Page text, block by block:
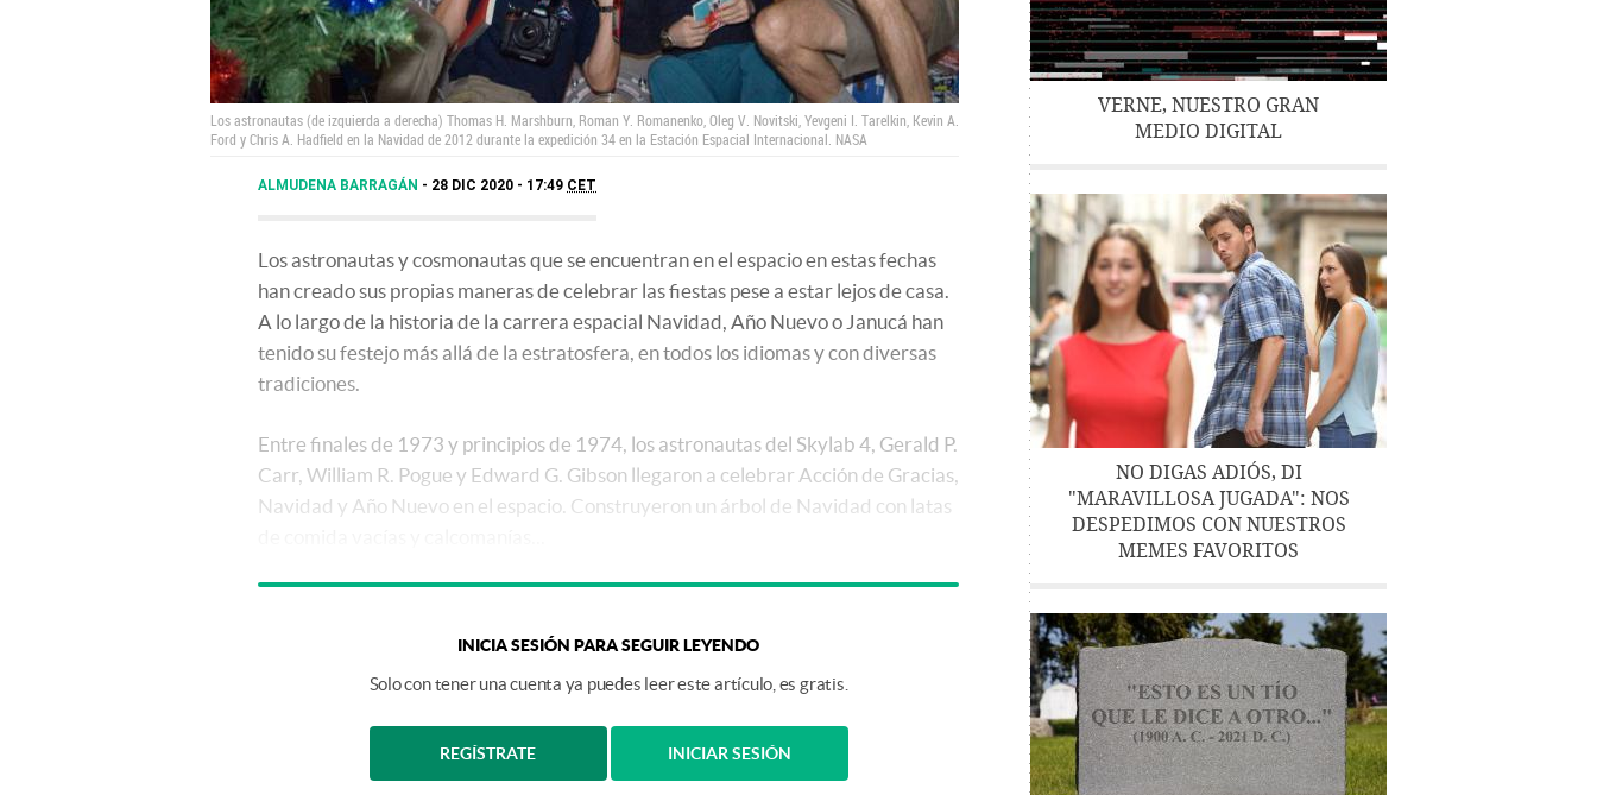
Los astronautas (de izquierda a derecha) Thomas H. Marshburn, Roman Y. Romanenko, Oleg V. Novitski, Yevgeni I. Tarelkin, Kevin A.
Ford y Chris A. Hadfield en la Navidad de 2012 durante la expedición 34 en la Estación Espacial Internacional. NASA
ALMUDENA BARRAGÁN 28 DIC 2020 - 17:49 CET
Los astronautas y cosmonautas que se encuentran en el espacio en estas fechas
han creado sus propias maneras de celebrar las fiestas pese a estar lejos de casa.
A lo largo de la historia de la carrera espacial Navidad, Año Nuevo o Janucá han
tenido su festejo más allá de la estratosfera, en todos los idiomas y con diversas
tradiciones.
Entre finales de 1973 y principios de 1974, los astronautas del Skylab 4, Gerald P.
Carr, William R. Pogue y Edward G. Gibson llegaron a celebrar Acción de Gracias,
Navidad y Año Nuevo en el espacio. Construyeron un árbol de Navidad con latas
INICIA SESIÓN PARA SEGUIR LEYENDO
Solo con tener una cuenta ya puedes leer este artículo, es gratis.
REGÍSTRATE INICIAR SESIÓN
VERNE, NUESTRO GRAN
MEDIO DIGITAL
NO DIGAS ADIÓS, DI
"MARAVILLOSA JUGADA": NOS
DESPEDIMOS CON NUESTROS
MEMES FAVORITOS